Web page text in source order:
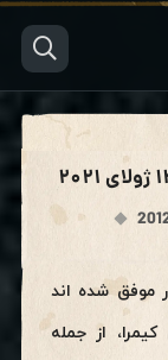
موفق شده اند
از جمله